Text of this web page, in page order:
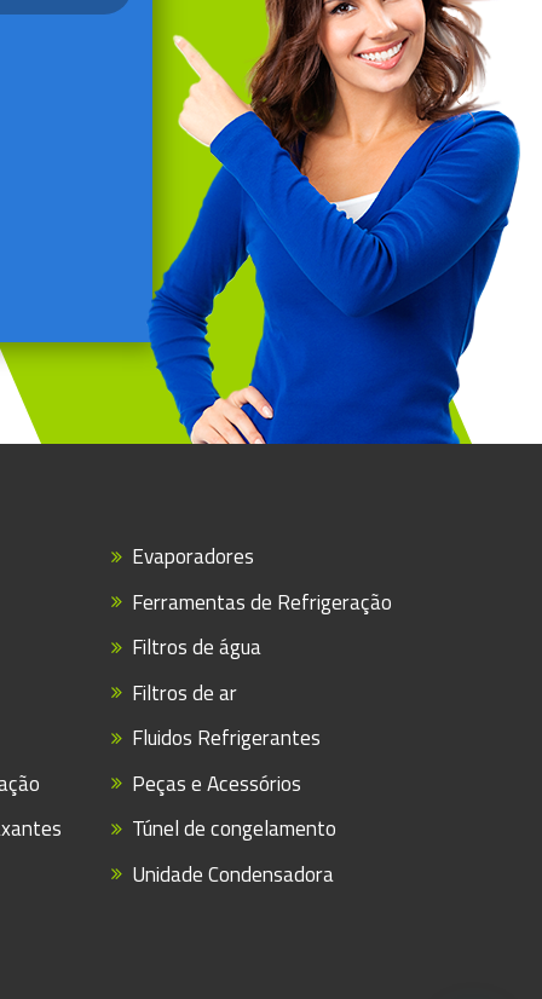
Evaporadores
Ferramentas de Refrigeração
Filtros de água
Filtros de ar
Fluidos Refrigerantes
Peças e Acessórios
Túnel de congelamento
Unidade Condensadora